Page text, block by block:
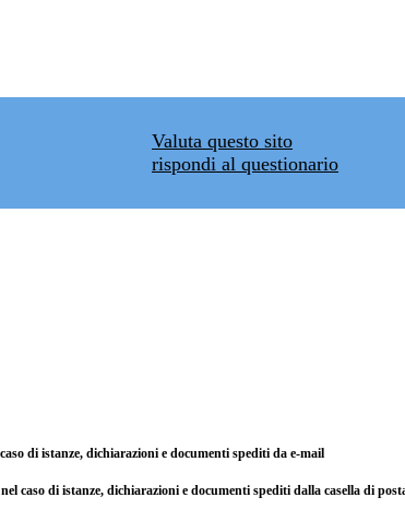
Valuta questo sito
rispondi al questionario
di istanze, dichiarazioni e documenti spediti da e-mail
caso di istanze, dichiarazioni e documenti spediti dalla casella di